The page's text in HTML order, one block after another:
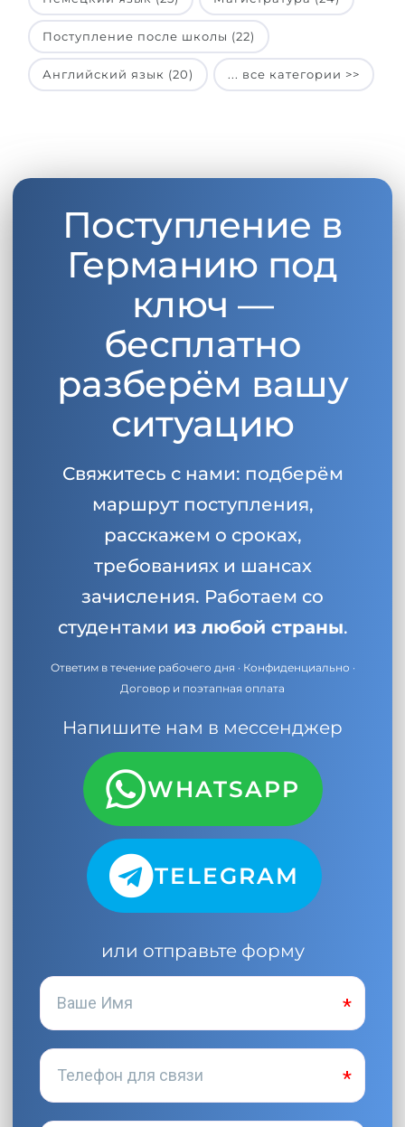
Поступление после школы (22)
Английский язык (20) ... все категории >>
Поступление в
Германию под
ключ —
бесплатно
разберём вашу
ситуацию
Свяжитесь с нами: подберём
маршрут поступления,
расскажем о сроках,
требованиях и шансах
зачисления. Работаем со
студентами из любой страны.
Ответим в течение рабочего дня · Конфиденциально ·
Договор и поэтапная оплата
Напишите нам в мессенджер
WHATSAPP
TELEGRAM
или отправьте форму